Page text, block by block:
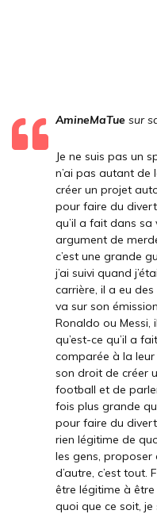
AmineMaTue sur
Je ne suis pas un
n’ai pas autant de
créer un projet
pour faire du
qu’il a fait dans sa
argument de
c’est une grande
j’ai suivi quand
carrière, il a eu
va sur son
Ronaldo ou Messi,
qu’est-ce qu’il a
comparée à la leur
son droit de créer
football et de
fois plus grande
pour faire du
rien légitime de
les gens, proposer
d’autre, c’est tout.
être légitime à être
quoi que ce soit,